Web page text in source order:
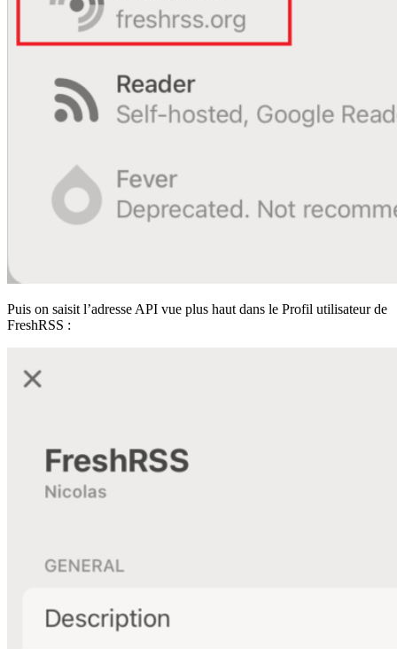
Puis on saisit l’adresse API vue plus haut dans le Profil utilisateur de
FreshRSS :